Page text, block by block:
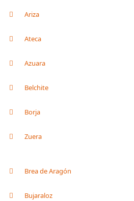
Ariza
Ateca
Azuara
Belchite
Borja
Zuera
Brea de Aragón
Bujaraloz